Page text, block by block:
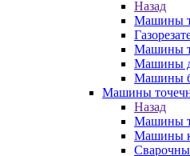
Назад
Машины
Машины
Машины
Машины
Машины
Назад
Машины
Машины